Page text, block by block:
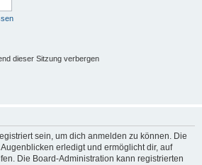
dieser Sitzung verbergen
sein, um dich anmelden zu können. Die
erledigt und ermöglicht dir, auf
Die Board-Administration kann registrierten